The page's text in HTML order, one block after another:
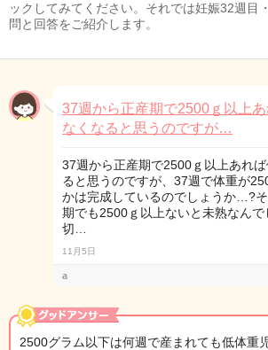
ックしてみてください。それでは妊娠32週目
問と回答をご紹介します。
37週から正産期で2500ｇ以上
なくなると思うのですが…
37週から正産期で2500ｇ以上あれ
ると思うのですが、37週で体重が
かは完成しているのでしょうか…?
期でも2500ｇ以上ないと未熟なんで
切…
11月5日
a
2500グラム以下は何週で産まれても低体重